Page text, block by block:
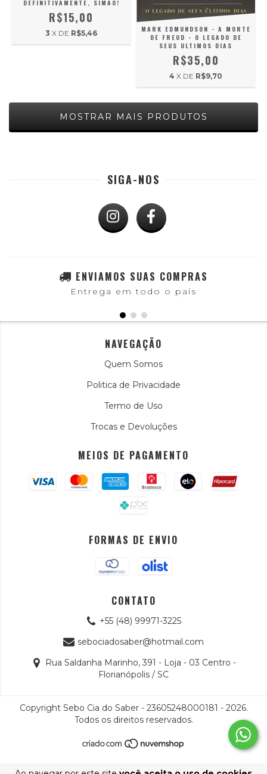
DEFINITIVAMENTE, SIMAO!
R$15,00
3 X DE R$5,46
MARK EDMUNDSON - A MORTE
DE FREUD - O LEGADO DE
SEUS ULTIMOS DIAS
R$35,00
4 X DE R$9,70
MOSTRAR MAIS PRODUTOS
SIGA-NOS
ENVIAMOS SUAS COMPRAS
Entrega em todo o país
NAVEGAÇÃO
Quem Somos
Politica de Privacidade
Termo de Uso
Trocas e Devoluções
MEIOS DE PAGAMENTO
FORMAS DE ENVIO
CONTATO
+55 (48) 99971-3225
sebociadosaber@hotmail.com
Rua Saldanha Marinho, 391 - Loja - 03 Centro -
Florianópolis / SC
Copyright Sebo Cia do Saber - 23605248000181 - 2026.
Todos os direitos reservados.